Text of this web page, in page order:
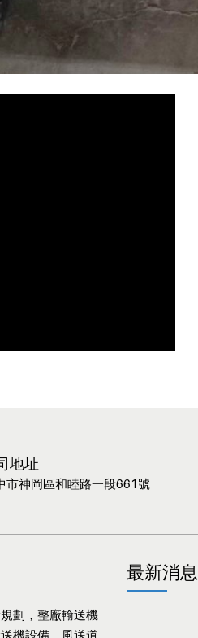
地址
市神岡區和睦路一段661號
劃，整廠輸送機
機設備，風送道
最新消息